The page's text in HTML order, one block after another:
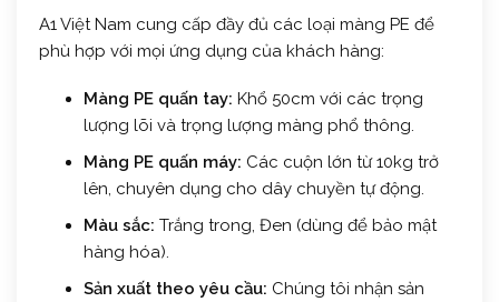
A1 Việt Nam cung cấp đầy đủ các loại màng PE để
phù hợp với mọi ứng dụng của khách hàng:
Màng PE quấn tay: Khổ 50cm với các trọng
lượng lõi và trọng lượng màng phổ thông.
Màng PE quấn máy: Các cuộn lớn từ 10kg trở
lên, chuyên dụng cho dây chuyền tự động.
Màu sắc: Trắng trong, Đen (dùng để bảo mật
hàng hóa).
Sản xuất theo yêu cầu: Chúng tôi nhận sản